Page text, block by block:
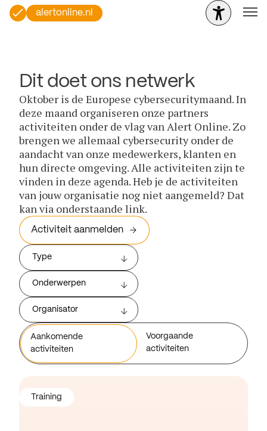
alertonline.nl
Dit doet ons netwerk
Oktober is de Europese cybersecuritymaand. In
deze maand organiseren onze partners
activiteiten onder de vlag van Alert Online. Zo
brengen we allemaal cybersecurity onder de
aandacht van onze medewerkers, klanten en
hun directe omgeving. Alle activiteiten zijn te
vinden in deze agenda. Heb je de activiteiten
van jouw organisatie nog niet aangemeld? Dat
kan via onderstaande link.
Activiteit aanmelden
Type
Onderwerpen
Organisator
Aankomende
activiteiten
Voorgaande
activiteiten
Training